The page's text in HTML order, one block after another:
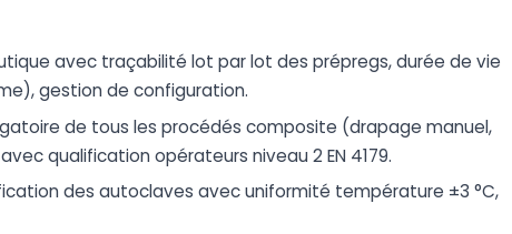
avec traçabilité lot par lot des prépregs, durée de vie
gestion de configuration.
de tous les procédés composite (drapage manuel,
avec qualification opérateurs niveau 2 EN 4179.
des autoclaves avec uniformité température ±3 °C,